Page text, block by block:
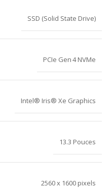
SSD (Solid State Drive)
PCIe Gen 4 NVMe
Intel® Iris® Xe Graphics
13.3 Pouces
2560 x 1600 pixels